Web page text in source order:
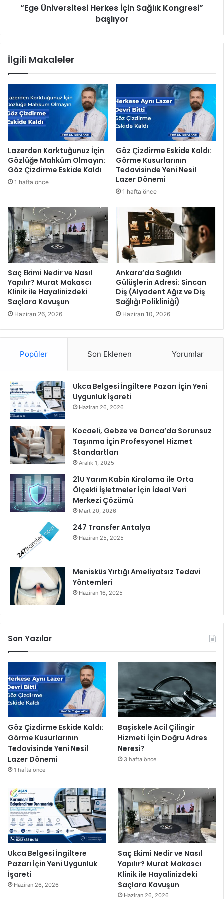
ı
ç
a
n
d
:
A
i
t
a
a
B
o
n
m
a
t
í
v
e
R
h
n
d
e
r
k
e
ç
S
ğ
ı
k
K
o
n
g
r
e
s
y
“Ege Üniversitesi Herkes İçin Sağlık Kongresi”
başlıyor
İlgili Makaleler
Lazerden Korktuğunuz İçin
Gözlüğe Mahkûm Olmayın:
Göz Çizdirme Eskide Kaldı
1 hafta önce
Göz Çizdirme Eskide Kaldı:
Görme Kusurlarının
Tedavisinde Yeni Nesil
Lazer Dönemi
1 hafta önce
Saç Ekimi Nedir ve Nasıl
Yapılır? Murat Makascı
Klinik ile Hayalinizdeki
Saçlara Kavuşun
Haziran 26, 2026
Ankara’da Sağlıklı
Gülüşlerin Adresi: Sincan
Diş (Alyadent Ağız ve Diş
Sağlığı Polikliniği)
Haziran 10, 2026
Popüler Son Eklenen Yorumlar
Ukca Belgesi İngiltere Pazarı İçin Yeni
Uygunluk İşareti
Haziran 26, 2026
Kocaeli, Gebze ve Darıca’da Sorunsuz
Taşınma İçin Profesyonel Hizmet
Standartları
Aralık 1, 2025
21U Yarım Kabin Kiralama ile Orta
Ölçekli İşletmeler İçin İdeal Veri
Merkezi Çözümü
Mart 20, 2026
247 Transfer Antalya
Haziran 25, 2025
Menisküs Yırtığı Ameliyatsız Tedavi
Yöntemleri
Haziran 16, 2025
Son Yazılar
Göz Çizdirme Eskide Kaldı:
Görme Kusurlarının
Tedavisinde Yeni Nesil
Lazer Dönemi
1 hafta önce
Başiskele Acil Çilingir
Hizmeti İçin Doğru Adres
Neresi?
3 hafta önce
Ukca Belgesi İngiltere
Pazarı İçin Yeni Uygunluk
İşareti
Haziran 26, 2026
Saç Ekimi Nedir ve Nasıl
Yapılır? Murat Makascı
Klinik ile Hayalinizdeki
Saçlara Kavuşun
Haziran 26, 2026